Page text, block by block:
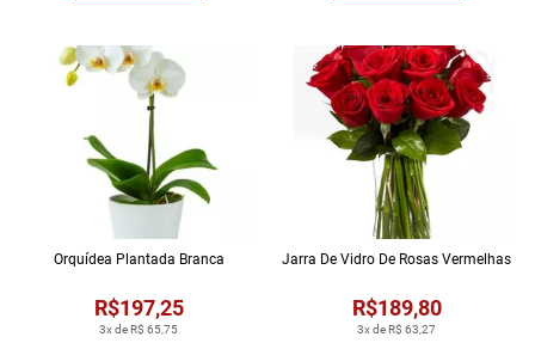
3x de R$ 65,75
R$197,25
Orquídea Plantada Branca
3x de R$ 63,27
R$189,80
Jarra De Vidro De Rosas Vermelhas